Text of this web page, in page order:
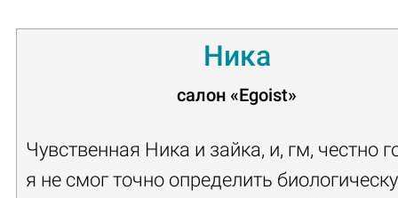
Ника
салон «Egoist»
Чувственная Ника и зайка, и, гм, честно
я не смог точно определить